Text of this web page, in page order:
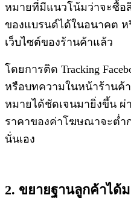
หมายที่มีแนวโน้มว่าจะซื้อ
ของแบรนด์ได้ในอนาคต ห
เว็บไซต์ของร้านค้าแล้ว
โดยการติด Tracking
หรือบทความในหน้าร้านค้
หมายได้ชัดเจนมายิ่งขึ้น ผ่
ราคาของค่าโฆษณาจะต่ำก
นั่นเอง
2. ขยายฐานลูกค้าได้